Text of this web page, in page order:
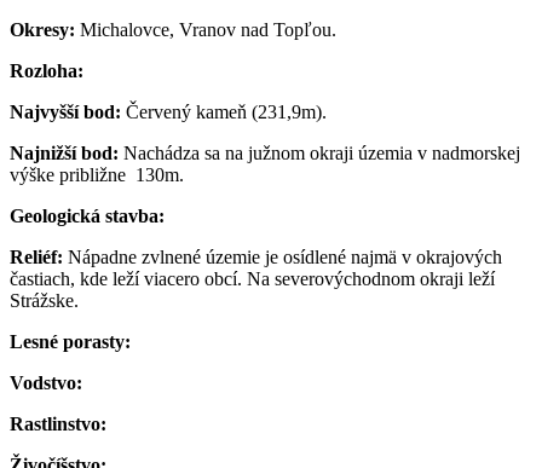
Okresy: Michalovce, Vranov nad Topľou.
Rozloha:
Najvyšší bod: Červený kameň (231,9m).
Najnižší bod: Nachádza sa na južnom okraji územia v nadmorskej
výške približne 130m.
Geologická stavba:
Reliéf: Nápadne zvlnené územie je osídlené najmä v okrajových
častiach, kde leží viacero obcí. Na severovýchodnom okraji leží
Strážske.
Lesné porasty:
Vodstvo:
Rastlinstvo: